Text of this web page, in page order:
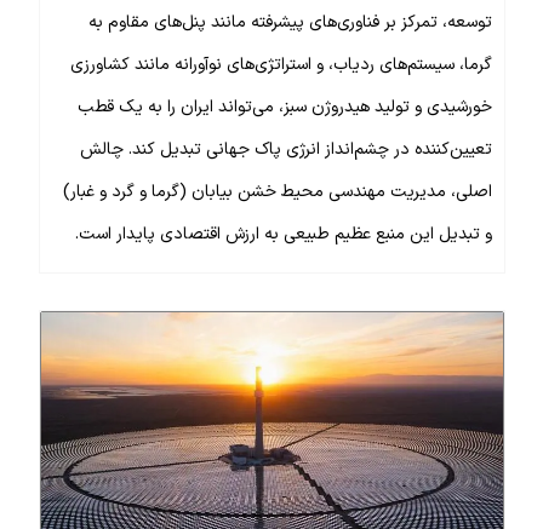
توسعه، تمرکز بر فناوری‌های پیشرفته مانند پنل‌های مقاوم به
گرما، سیستم‌های ردیاب، و استراتژی‌های نوآورانه مانند کشاورزی
خورشیدی و تولید هیدروژن سبز، می‌تواند ایران را به یک قطب
تعیین‌کننده در چشم‌انداز انرژی پاک جهانی تبدیل کند. چالش
اصلی، مدیریت مهندسی محیط خشن بیابان (گرما و گرد و غبار)
و تبدیل این منبع عظیم طبیعی به ارزش اقتصادی پایدار است.